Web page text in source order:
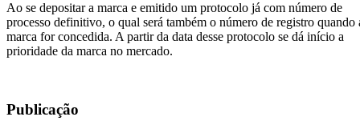
Ao se depositar a marca e emitido um protocolo já com número de
processo definitivo, o qual será também o número de registro quando
marca for concedida. A partir da data desse protocolo se dá início a
prioridade da marca no mercado.
Publicação